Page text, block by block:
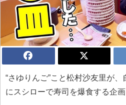
“さゆりんご”こと松村沙友里が
にスシローで寿司を爆食する企画